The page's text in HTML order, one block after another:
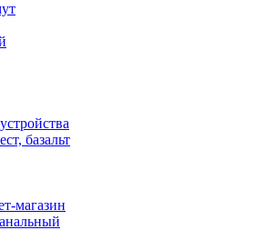
базальт
магазин